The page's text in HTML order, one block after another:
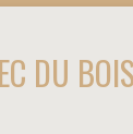
DU